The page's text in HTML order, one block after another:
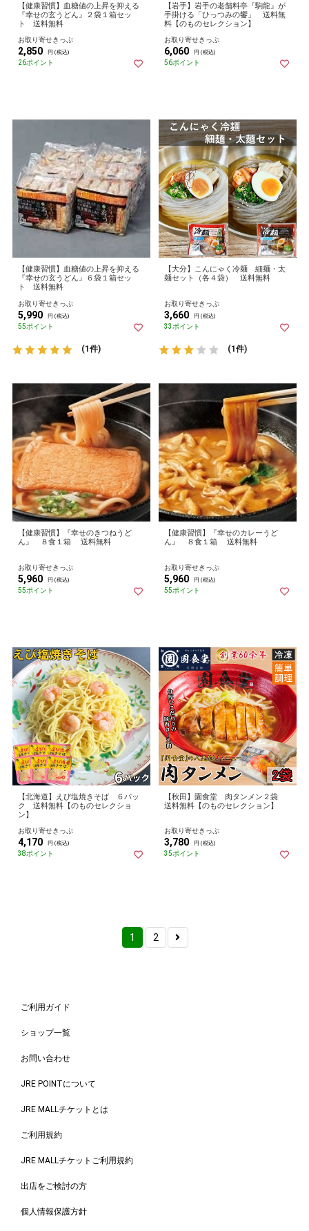
【健康習慣】血糖値の上昇を抑える
『幸せの玄うどん』２袋１箱セッ
ト 送料無料
お取り寄せきっぷ
2,850 円 (税込)
26ポイント
【岩手】岩手の老舗料亭『駒龍』が
手掛ける「ひっつみの饗」 送料無
料【のものセレクション】
お取り寄せきっぷ
6,060 円 (税込)
56ポイント
【健康習慣】血糖値の上昇を抑える
『幸せの玄うどん』６袋１箱セッ
ト 送料無料
お取り寄せきっぷ
5,990 円 (税込)
55ポイント
(1件)
【大分】こんにゃく冷麺 細麺・太
麺セット（各４袋） 送料無料
お取り寄せきっぷ
3,660 円 (税込)
33ポイント
(1件)
【健康習慣】『幸せのきつねうど
ん』 ８食１箱 送料無料
お取り寄せきっぷ
5,960 円 (税込)
55ポイント
【健康習慣】『幸せのカレーうど
ん』 ８食１箱 送料無料
お取り寄せきっぷ
5,960 円 (税込)
55ポイント
【北海道】えび塩焼きそば ６パッ
ク 送料無料【のものセレクショ
ン】
お取り寄せきっぷ
4,170 円 (税込)
38ポイント
【秋田】園食堂 肉タンメン２袋
送料無料【のものセレクション】
お取り寄せきっぷ
3,780 円 (税込)
35ポイント
1 2
ご利用ガイド
ショップ一覧
お問い合わせ
JRE POINTについて
JRE MALLチケットとは
ご利用規約
JRE MALLチケットご利用規約
出店をご検討の方
個人情報保護方針